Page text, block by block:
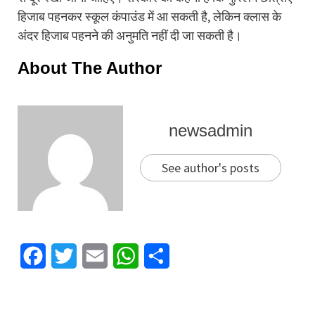
हिजाब पहनकर स्कूल कंपाउंड में आ सकती है, लेकिन क्लास के
अंदर हिजाब पहनने की अनुमति नहीं दी जा सकती है।
About The Author
newsadmin
See author's posts
FacebookTwitter Email WhatsApp